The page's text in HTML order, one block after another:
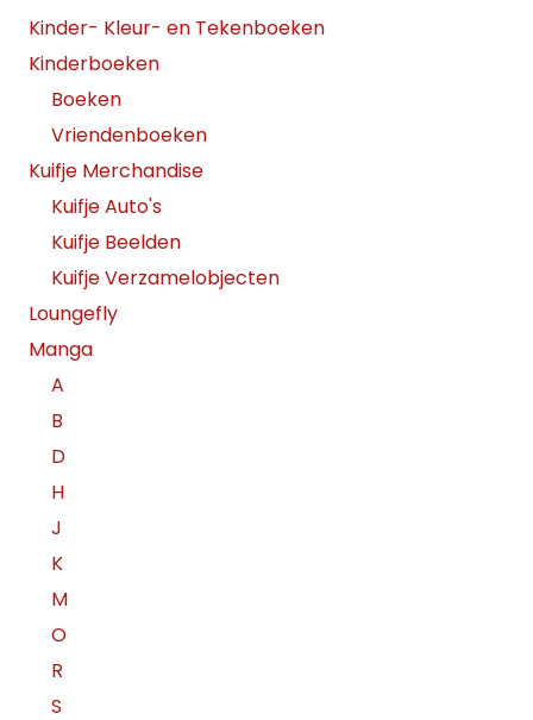
Kinder- Kleur- en Tekenboeken
Kinderboeken
Boeken
Vriendenboeken
Kuifje Merchandise
Kuifje Auto's
Kuifje Beelden
Kuifje Verzamelobjecten
Loungefly
Manga
A
B
D
H
J
K
M
O
R
S